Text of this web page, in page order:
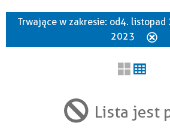
Szukana fraza
Trwające w zakresie
Trwające w zakresie: od 4.
2023
Lista jest